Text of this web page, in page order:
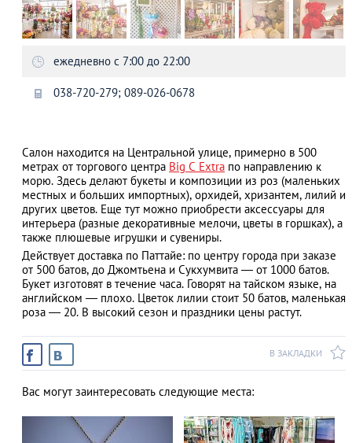
АЗАД
ежедневно с 7:00 до 22:00
038-720-279; 089-026-0678
Салон находится на Центральной улице, примерно в 500
метрах от торгового центра Big C Extra по направлению к
морю. Здесь делают букеты и композиции из роз (маленьких
местных и больших импортных), орхидей, хризантем, лилий и
других цветов. Еще тут можно приобрести аксессуары для
интерьера (разные декоративные мелочи, цветы в горшках), а
также плюшевые игрушки и сувениры.
Действует доставка по Паттайе: по центру города при заказе
от 500 батов, до Джомтьена и Сукхумвита — от 1000 батов.
Букет изготовят в течение часа. Говорят на тайском языке, на
английском — плохо. Цветок лилии стоит 50 батов, маленькая
роза — 20. В высокий сезон и праздники цены растут.
В ЗАКЛАДКИ
Вас могут заинтересовать следующие места: